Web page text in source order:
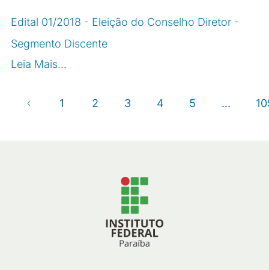
Edital 01/2018 - Eleição do Conselho Diretor -
Segmento Discente
Leia Mais…
1 2 3 4 5 ...